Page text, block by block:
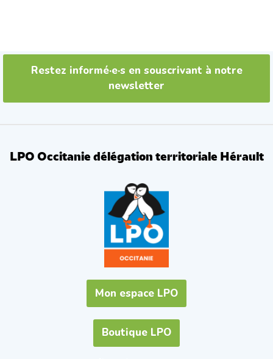
Restez informé·e·s en souscrivant à notre
newsletter
LPO Occitanie délégation territoriale Hérault
Mon espace LPO
Boutique LPO